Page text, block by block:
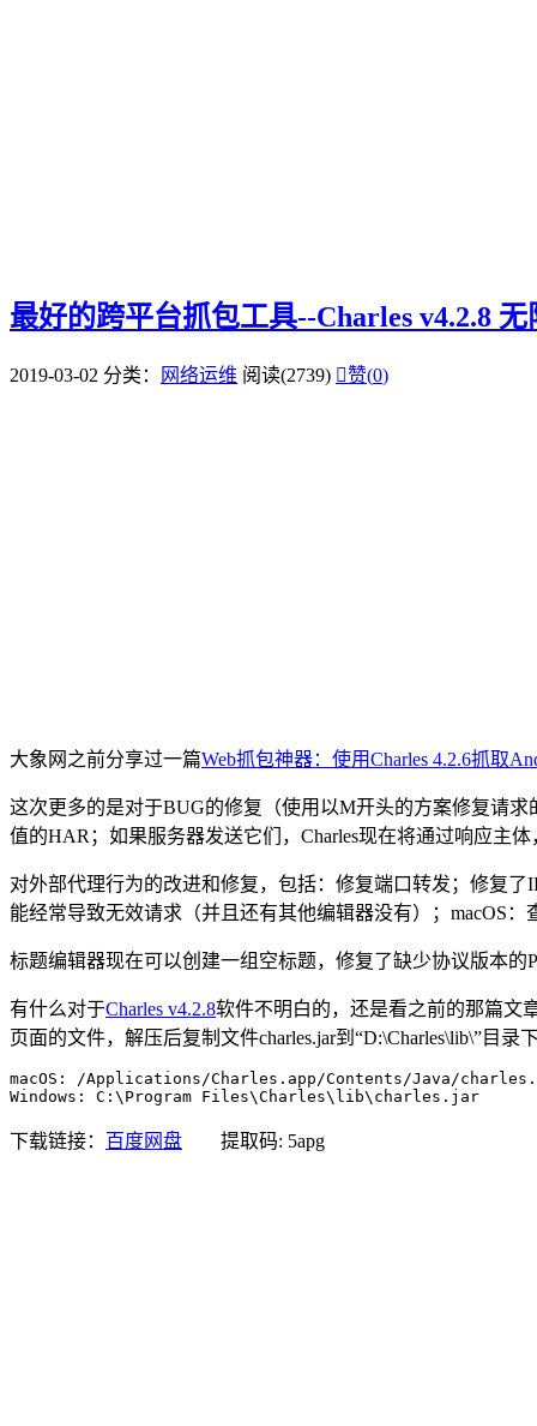
最好的跨平台抓包工具--Charles v4.2.8 无
2019-03-02 分类： 网络运维 阅读(2739) 赞(0)
大象网之前分享过一篇Web抓包神器：使用Charles 4.2.6抓取
这次更多的是对于BUG的修复（使用以M开头的方案修复请
值的HAR；如果服务器发送它们，Charles现在将通过响应主
对外部代理行为的改进和修复，包括：修复端口转发；修复
能经常导致无效请求（并且还有其他编辑器没有）；macOS
标题编辑器现在可以创建一组空标题，修复了缺少协议版本的
有什么对于Charles v4.2.8软件不明白的，还是看之前的那篇文
页面的文件，解压后复制文件charles.jar到“D:\Charles\lib\”目录
macOS: /Applications/Charles.app/Contents/Java/
Windows: C:\Program Files\Charles\lib\charles.jar
下载链接： 百度网盘 提取码: 5apg